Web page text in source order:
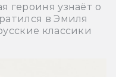
героиня узнаёт о
в Эмиля
классики